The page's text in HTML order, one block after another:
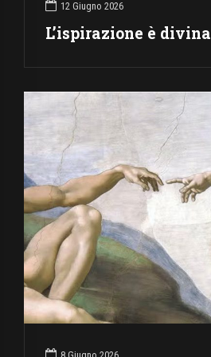
12 Giugno 2026
L’ispirazione è divina